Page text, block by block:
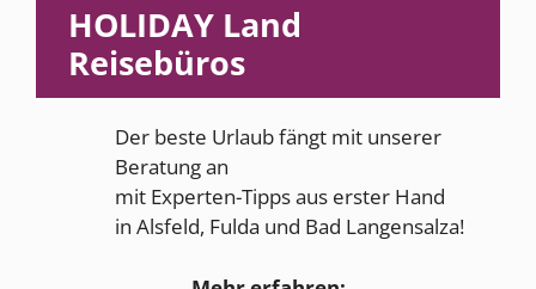
HOLIDAY Land
Reisebüros
Der beste Urlaub fängt mit unserer
Beratung an
mit Experten-Tipps aus erster Hand
in Alsfeld, Fulda und Bad Langensalza!